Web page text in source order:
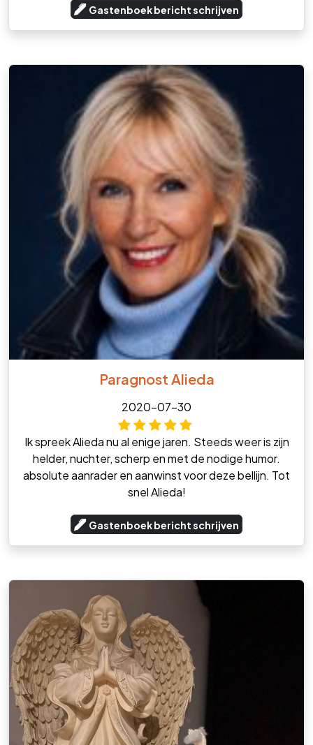
Gastenboek bericht schrijven
Paragnost Alieda
2020-07-30
Ik spreek Alieda nu al enige jaren. Steeds weer is zijn
helder, nuchter, scherp en met de nodige humor.
absolute aanrader en aanwinst voor deze bellijn. Tot
snel Alieda!
Gastenboek bericht schrijven